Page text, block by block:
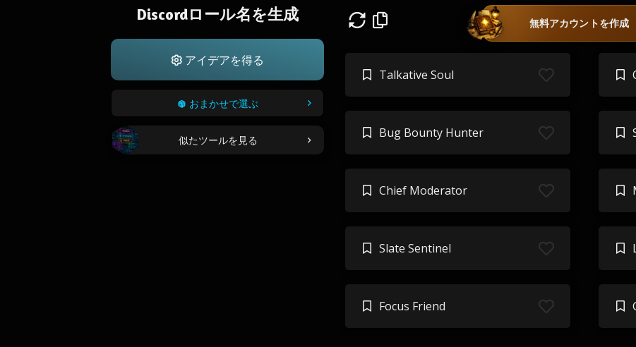
Discordロール名を生成
アイデアを得る
おまかせで選ぶ
似たツールを見る
無料アカウントを作成
Talkative Soul
Bug Bounty Hunter
Chief Moderator
Slate Sentinel
Focus Friend